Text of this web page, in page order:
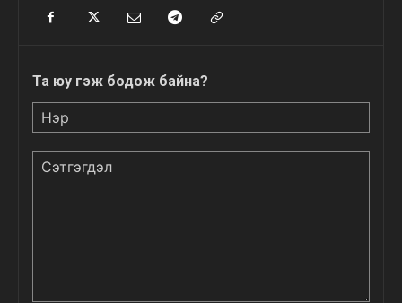
Та юу гэж бодож байна?